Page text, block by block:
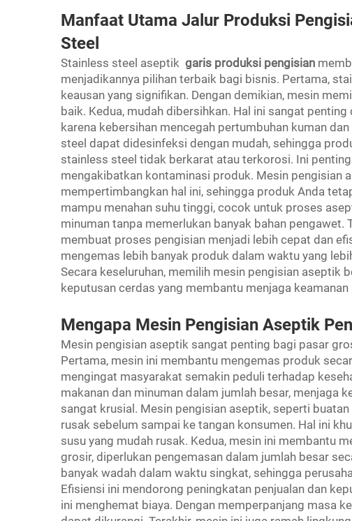
Manfaat Utama Jalur Produksi
Steel
Stainless steel aseptik garis produksi pengisian
menjadikannya pilihan terbaik bagi bisnis. Pertama,
keausan yang signifikan. Dengan demikian, mesin
baik. Kedua, mudah dibersihkan. Hal ini sangat
karena kebersihan mencegah pertumbuhan kuman
steel dapat didesinfeksi dengan mudah, sehingga
stainless steel tidak berkarat atau terkorosi. Ini
mengakibatkan kontaminasi produk. Mesin pengisian
mempertimbangkan hal ini, sehingga produk Anda
mampu menahan suhu tinggi, cocok untuk proses
minuman tanpa memerlukan banyak bahan pengawet.
membuat proses pengisian menjadi lebih cepat dan
mengemas lebih banyak produk dalam waktu yang
Secara keseluruhan, memilih mesin pengisian aseptik
keputusan cerdas yang membantu menjaga
Mengapa Mesin Pengisian Aseptik
Mesin pengisian aseptik sangat penting bagi pasar
Pertama, mesin ini membantu mengemas produk
mengingat masyarakat semakin peduli terhadap
makanan dan minuman dalam jumlah besar, menjaga
sangat krusial. Mesin pengisian aseptik, seperti
rusak sebelum sampai ke tangan konsumen. Hal ini
susu yang mudah rusak. Kedua, mesin ini membantu
grosir, diperlukan pengemasan dalam jumlah besar
banyak wadah dalam waktu singkat, sehingga
Efisiensi ini mendorong peningkatan penjualan dan
ini menghemat biaya. Dengan memperpanjang masa